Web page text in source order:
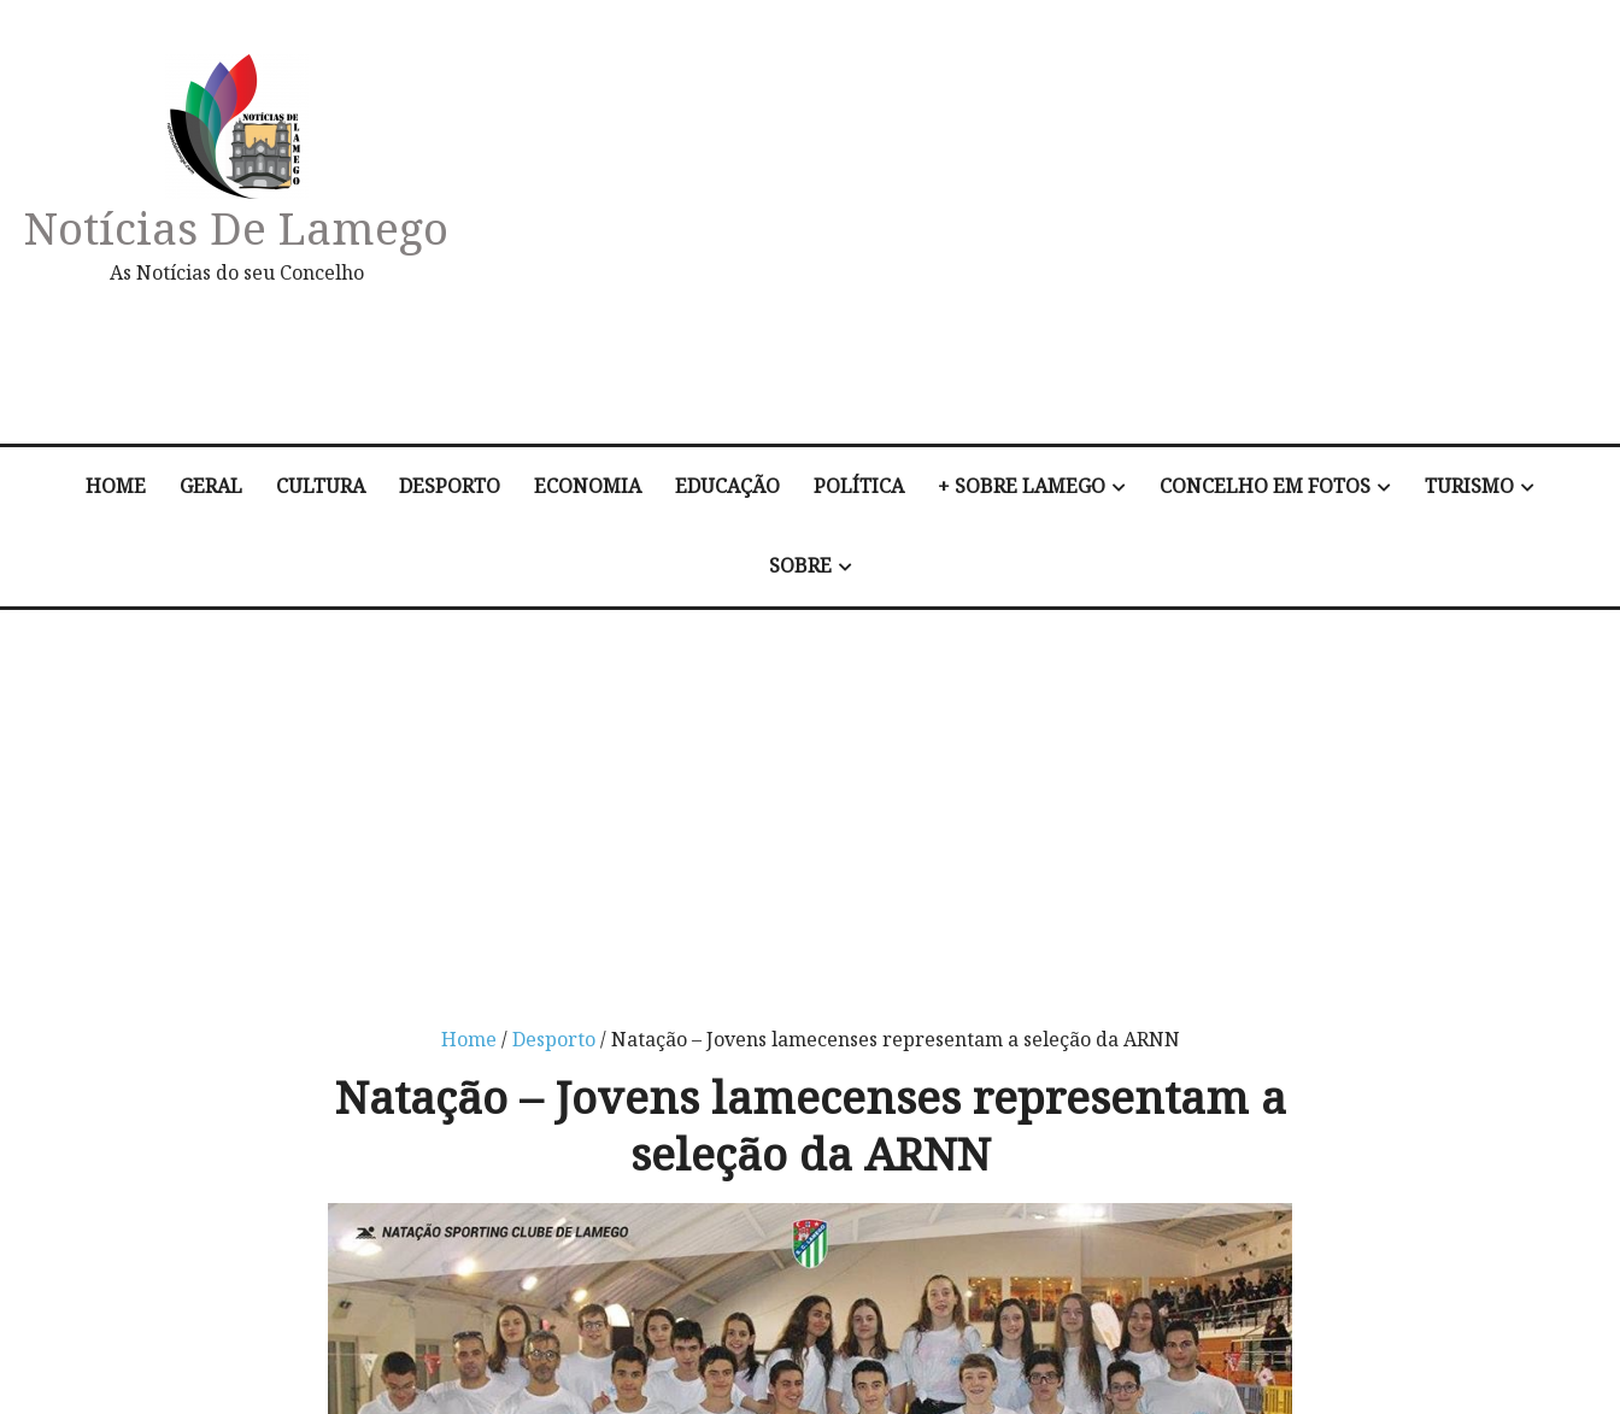
Notícias De Lamego
As Notícias do seu Concelho
HOME GERAL CULTURA DESPORTO ECONOMIA EDUCAÇÃO POLÍTICA + SOBRE LAMEGO CONCELHO EM FOTOS TURISMO
SOBRE
Home /Desporto/ Natação – Jovens lamecenses representam a seleção da ARNN
Natação – Jovens lamecenses representam a
seleção da ARNN